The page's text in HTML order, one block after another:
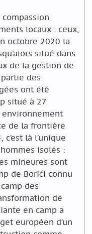
compassion
locaux : ceux,
octobre 2020 la
situé dans
de la gestion de
des
ont été
situé à 27
de la frontière
c’est là l’unique
isolés :
mineures sont
de Borići connu
des
de
en camp a
européen d’un